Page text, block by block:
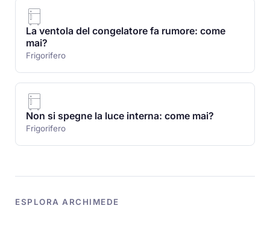
La ventola del congelatore fa rumore: come
mai?
Frigorifero
Non si spegne la luce interna: come mai?
Frigorifero
ESPLORA ARCHIMEDE